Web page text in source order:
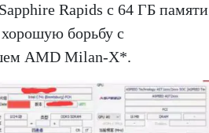
Rapids с 64 ГБ памяти
борьбу с
AMD Milan-X*.